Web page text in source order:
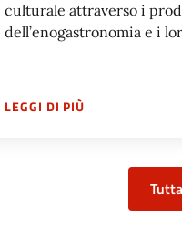
NAZIONALE DEGLI ENTI
culturale attraverso i
dell’enogastronomia e i
LEGGI DI PIÙ